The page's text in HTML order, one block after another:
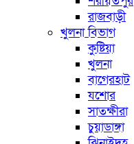
রাজবাড়ী
খুলনা বিভাগ
কুষ্টিয়া
খুলনা
বাগেরহাট
যশোর
সাতক্ষীরা
চুয়াডাঙ্গা